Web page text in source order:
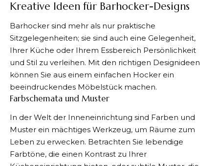
Kreative Ideen für Barhocker-Designs
Barhocker sind mehr als nur praktische
Sitzgelegenheiten; sie sind auch eine Gelegenheit,
Ihrer Küche oder Ihrem Essbereich Persönlichkeit
und Stil zu verleihen. Mit den richtigen Designideen
können Sie aus einem einfachen Hocker ein
beeindruckendes Möbelstück machen.
Farbschemata und Muster
In der Welt der Inneneinrichtung sind Farben und
Muster ein mächtiges Werkzeug, um Räume zum
Leben zu erwecken. Betrachten Sie lebendige
Farbtöne, die einen Kontrast zu Ihrer